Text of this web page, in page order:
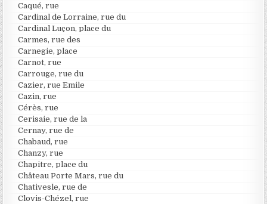
Caqué, rue
Cardinal de Lorraine, rue du
Cardinal Luçon, place du
Carmes, rue des
Carnegie, place
Carnot, rue
Carrouge, rue du
Cazier, rue Emile
Cazin, rue
Cérès, rue
Cerisaie, rue de la
Cernay, rue de
Chabaud, rue
Chanzy, rue
Chapitre, place du
Château Porte Mars, rue du
Chativesle, rue de
Clovis-Chézel, rue